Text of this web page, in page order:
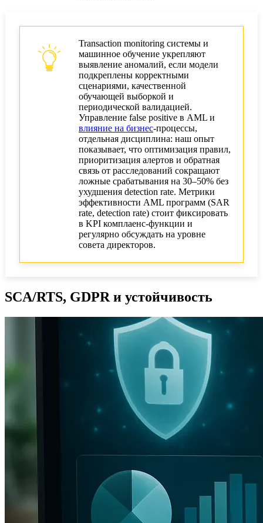
Transaction monitoring системы и
машинное обучение укрепляют
выявление аномалий, если модели
подкреплены корректными
сценариями, качественной
обучающей выборкой и
периодической валидацией.
Управление false positive в AML и
влияние на бизнес‑процессы,
отдельная дисциплина: наш опыт
показывает, что оптимизация правил,
приоритизация алертов и обратная
связь от расследований сокращают
ложные срабатывания на 30–50% без
ухудшения detection rate. Метрики
эффективности AML программ (SAR
rate, detection rate) стоит фиксировать
в KPI комплаенс‑функции и
регулярно обсуждать на уровне
совета директоров.
SCA/RTS, GDPR и устойчивость